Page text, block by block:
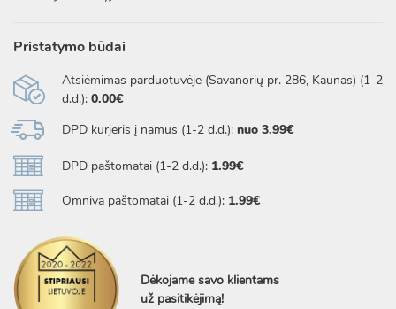
Pristatymo būdai
Atsiėmimas parduotuvėje (Savanorių pr. 286, Kaunas) (1-2
d.d.): 0.00€
DPD kurjeris į namus (1-2 d.d.): nuo 3.99€
DPD paštomatai (1-2 d.d.): 1.99€
Omniva paštomatai (1-2 d.d.): 1.99€
Dėkojame savo klientams
už pasitikėjimą!